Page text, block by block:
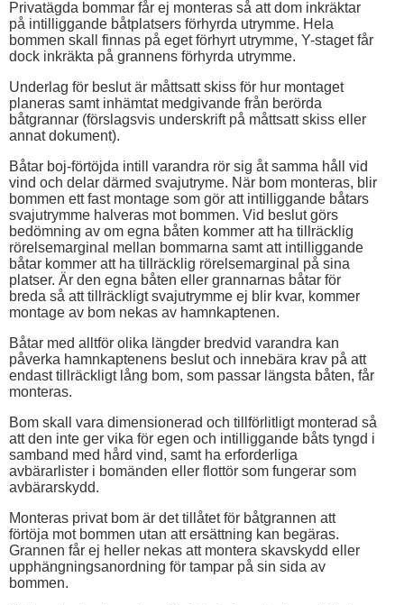
Privatägda bommar får ej monteras så att dom inkräktar
på intilliggande båtplatsers förhyrda utrymme. Hela
bommen skall finnas på eget förhyrt utrymme, Y-staget får
dock inkräkta på grannens förhyrda utrymme.
Underlag för beslut är måttsatt skiss för hur montaget
planeras samt inhämtat medgivande från berörda
båtgrannar (förslagsvis underskrift på måttsatt skiss eller
annat dokument).
Båtar boj-förtöjda intill varandra rör sig åt samma håll vid
vind och delar därmed svajutryme. När bom monteras, blir
bommen ett fast montage som gör att intilliggande båtars
svajutrymme halveras mot bommen. Vid beslut görs
bedömning av om egna båten kommer att ha tillräcklig
rörelsemarginal mellan bommarna samt att intilliggande
båtar kommer att ha tillräcklig rörelsemarginal på sina
platser. Är den egna båten eller grannarnas båtar för
breda så att tillräckligt svajutrymme ej blir kvar, kommer
montage av bom nekas av hamnkaptenen.
Båtar med alltför olika längder bredvid varandra kan
påverka hamnkaptenens beslut och innebära krav på att
endast tillräckligt lång bom, som passar längsta båten, får
monteras.
Bom skall vara dimensionerad och tillförlitligt monterad så
att den inte ger vika för egen och intilliggande båts tyngd i
samband med hård vind, samt ha erforderliga
avbärarlister i bomänden eller flottör som fungerar som
avbärarskydd.
Monteras privat bom är det tillåtet för båtgrannen att
förtöja mot bommen utan att ersättning kan begäras.
Grannen får ej heller nekas att montera skavskydd eller
upphängningsanordning för tampar på sin sida av
bommen.